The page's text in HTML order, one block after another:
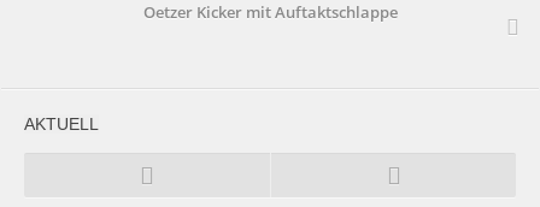
Oetzer Kicker mit Auftaktschlappe
AKTUELL